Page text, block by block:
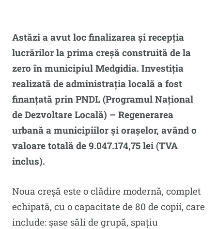
Astăzi a avut loc finalizarea și recepția
lucrărilor la prima creșă construită de la
zero în municipiul Medgidia. Investiția
realizată de administrația locală a fost
finanțată prin PNDL (Programul Național
de Dezvoltare Locală) – Regenerarea
urbană a municipiilor și orașelor, având o
valoare totală de 9.047.174,75 lei (TVA
inclus).
Noua creșă este o clădire modernă, complet
echipată, cu o capacitate de 80 de copii, care
include: șase săli de grupă, spațiu